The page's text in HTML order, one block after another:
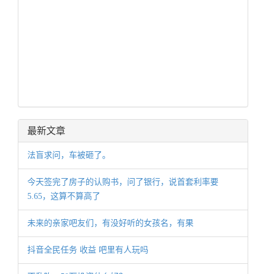
最新文章
法盲求问，车被砸了。
今天签完了房子的认购书，问了银行，说首套利率要
5.65，这算不算高了
未来的亲家吧友们，有没好听的女孩名，有果
抖音全民任务 收益 吧里有人玩吗